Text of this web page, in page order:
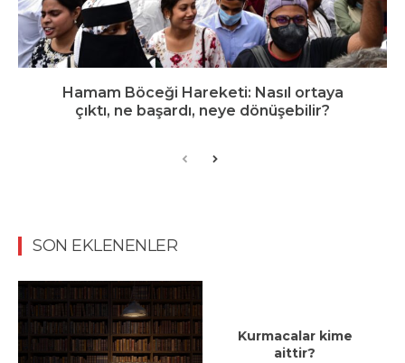
Hamam Böceği Hareketi: Nasıl ortaya
çıktı, ne başardı, neye dönüşebilir?
SON EKLENENLER
Kurmacalar kime
aittir?